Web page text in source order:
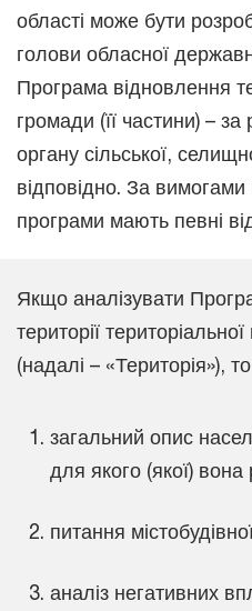
області може бути
голови обласної
Програма відновлення
громади (її частини) –
органу сільської,
відповідно. За вимогами
програми мають певні
Якщо аналізувати
території
(надалі – «Територія»),
загальний опис
для якого (якої) вона
питання
аналіз негативних